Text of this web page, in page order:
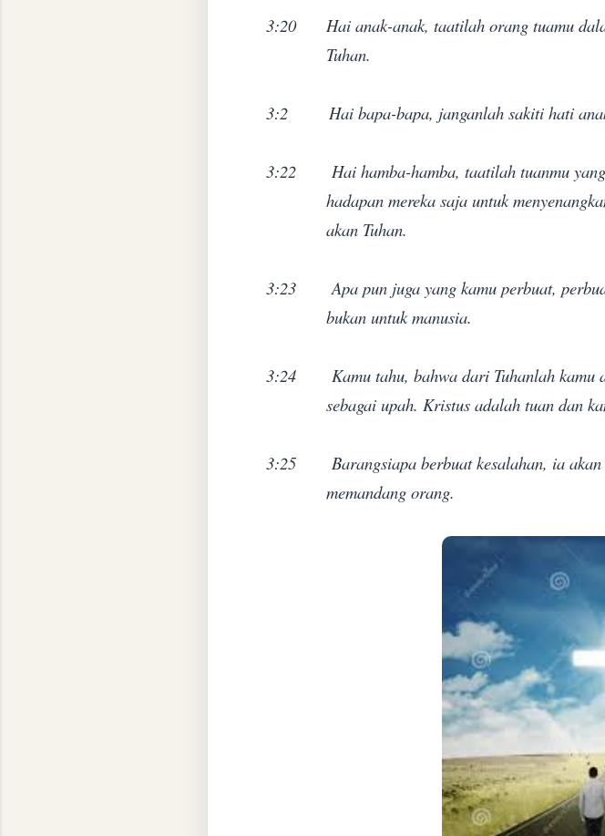
3:20
Hai anak-anak, taatilah orang tuamu
Tuhan.
3:2 Hai bapa-bapa, janganlah sakiti hati
3:22
Hai hamba-hamba, taatilah tuanmu
hadapan mereka saja untuk
akan Tuhan.
3:23
Apa pun juga yang kamu perbuat,
bukan untuk manusia.
3:24
Kamu tahu, bahwa dari Tuhanlah kamu
sebagai upah. Kristus adalah tuan dan
3:25 Barangsiapa berbuat kesalahan, ia
memandang orang.